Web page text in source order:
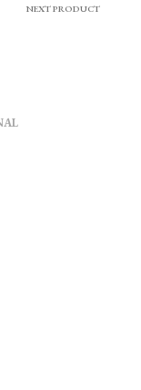
NEXT PRODUCT